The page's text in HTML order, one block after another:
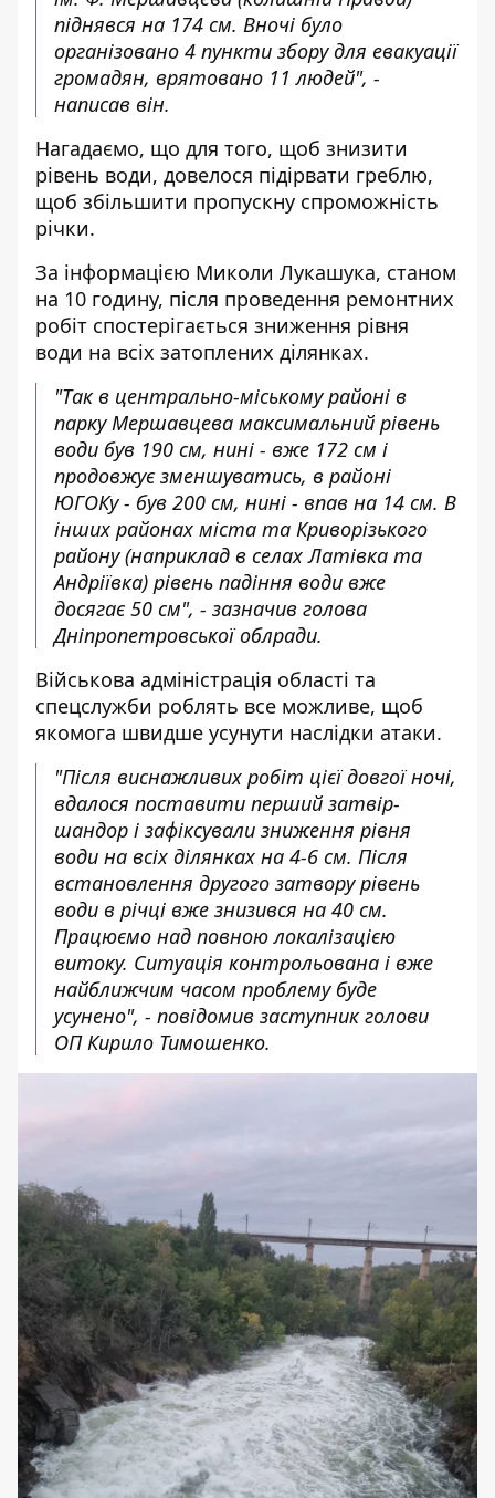
піднявся на 174 см. Вночі було
організовано 4 пункти збору для евакуації
громадян, врятовано 11 людей", -
написав він.
Нагадаємо, що для того, щоб знизити
рівень води, довелося підірвати греблю,
щоб збільшити пропускну спроможність
річки.
За інформацією Миколи Лукашука, станом
на 10 годину, після проведення ремонтних
робіт спостерігається зниження рівня
води на всіх затоплених ділянках.
"Так в центрально-міському районі в
парку Мершавцева максимальний рівень
води був 190 см, нині - вже 172 см і
продовжує зменшуватись, в районі
ЮГОКу - був 200 см, нині - впав на 14 см. В
інших районах міста та Криворізького
району (наприклад в селах Латівка та
Андріївка) рівень падіння води вже
досягає 50 см", - зазначив голова
Дніпропетровської облради.
Військова адміністрація області та
спецслужби роблять все можливе, щоб
якомога швидше усунути наслідки атаки.
"Після виснажливих робіт цієї довгої ночі,
вдалося поставити перший затвір-
шандор і зафіксували зниження рівня
води на всіх ділянках на 4-6 см. Після
встановлення другого затвору рівень
води в річці вже знизився на 40 см.
Працюємо над повною локалізацією
витоку. Ситуація контрольована і вже
найближчим часом проблему буде
усунено", - повідомив заступник голови
ОП Кирило Тимошенко.